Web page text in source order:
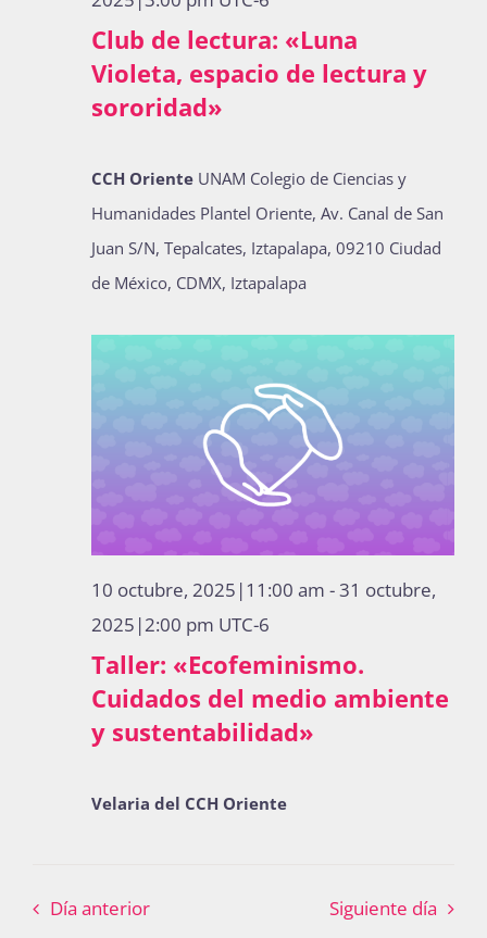
Publicaciones
Bienvenida generación 2027-1
Club de lectura: «Luna
Violeta, espacio de lectura y
sororidad»
CCH Oriente UNAM Colegio de Ciencias y
Humanidades Plantel Oriente, Av. Canal de San
Juan S/N, Tepalcates, Iztapalapa, 09210 Ciudad
de México, CDMX, Iztapalapa
Taller: «Ecofeminismo.
Cuidados del medio ambiente
y sustentabilidad»
10 octubre, 2025|11:00 am -31 octubre,
2025|2:00 pm UTC-6
Velaria del CCH Oriente
Día anterior Siguiente día